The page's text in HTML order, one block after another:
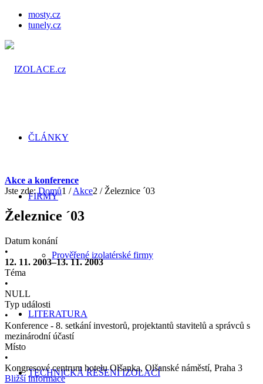
mosty.cz
tunely.cz
ČLÁNKY
FIRMY
Prověřené izolatérské firmy
LITERATURA
TECHNICKÁ ŘEŠENÍ IZOLACÍ
Akce a konference
Jste zde: Domů1 / Akce2 / Železnice ´03
Železnice ´03
Datum konání
•
12. 11. 2003–13. 11. 2003
Téma
•
NULL
Typ události
•
Konference - 8. setkání investorů, projektantů stavitelů a správců s
mezinárodní účastí
Místo
•
Kongresové centrum hotelu Olšanka, Olšanské náměstí, Praha 3
Bližší informace